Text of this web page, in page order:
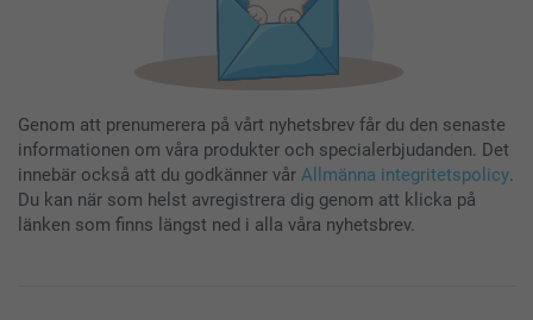
Genom att prenumerera på vårt nyhetsbrev får du den senaste
informationen om våra produkter och specialerbjudanden. Det
innebär också att du godkänner vår Allmänna integritetspolicy.
Du kan när som helst avregistrera dig genom att klicka på
länken som finns längst ned i alla våra nyhetsbrev.